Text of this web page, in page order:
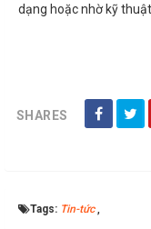
dạng hoặc nhờ kỹ
SHARES
Tags: Tin-tức,